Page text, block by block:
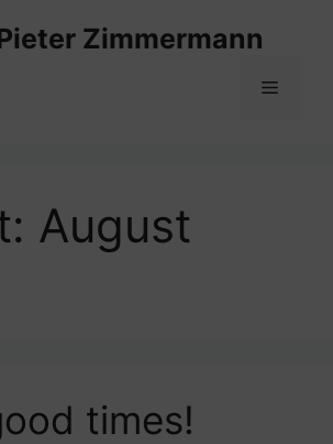
Zimmermann
Menü
August
times!